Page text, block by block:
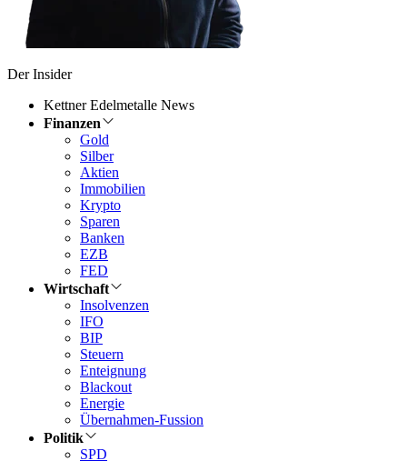
Der Insider
Kettner Edelmetalle News
Finanzen
Gold
Silber
Aktien
Immobilien
Krypto
Sparen
Banken
EZB
FED
Wirtschaft
Insolvenzen
IFO
BIP
Steuern
Enteignung
Blackout
Energie
Übernahmen-Fussion
Politik
SPD